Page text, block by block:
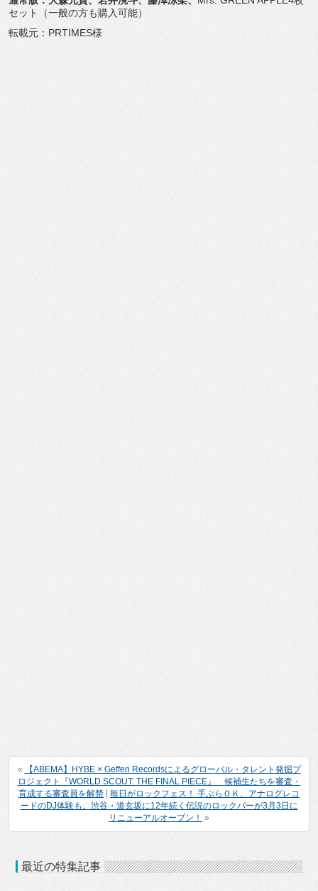
セット（一般の方も購入可能）
転載元：PRTIMES様
«
【ABEMA】HYBE × Geffen Recordsによるグローバル・タレント発掘プ
ロジェクト『WORLD SCOUT: THE FINAL PIECE』 候補生たちを審査・
育成する審査員を解禁
毎日がロックフェス！ 手ぶらＯＫ、アナログレコ
ードのDJ体験も。渋谷・道玄坂に12年続く伝説のロックバーが3月3日に
リニューアルオープン！ »
最近の特集記事